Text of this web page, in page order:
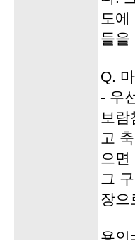
도에
들을
Q.
- 우
보람
고
으면
그
장으